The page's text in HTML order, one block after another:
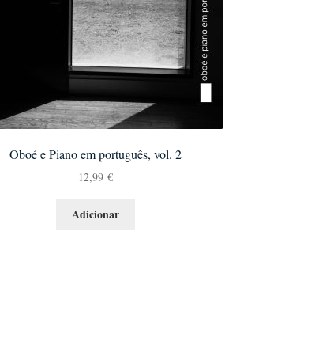
Oboé e Piano em português, vol. 2
12,99€
Adicionar